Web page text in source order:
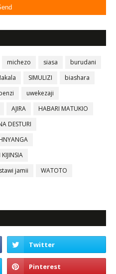
michezo siasa
burudani
SIMULIZI
biashara
uwekezaji
AJIRA
HABARI MATUKIO
DESTURI
jamii
WATOTO